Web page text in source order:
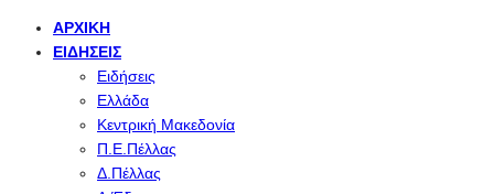
ΑΡΧΙΚΉ
ΕΙΔΉΣΕΙΣ
Ειδήσεις
Ελλάδα
Κεντρική Μακεδονία
Π.Ε.Πέλλας
Δ.Πέλλας